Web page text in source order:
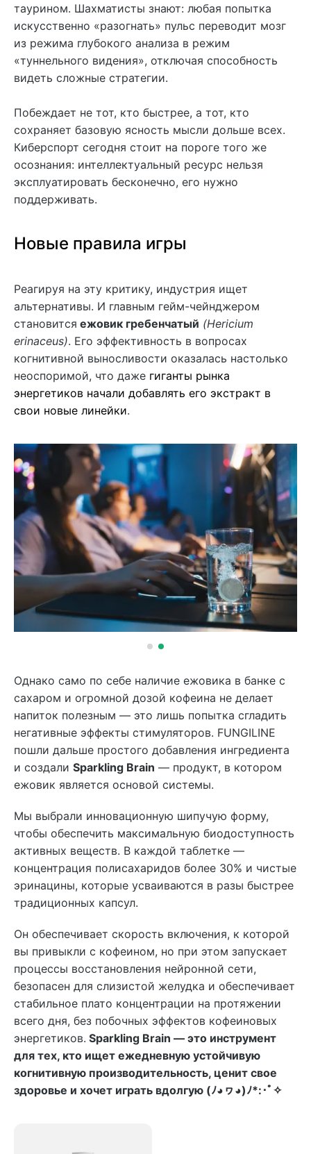
таурином. Шахматисты знают: любая попытка
искусственно «разогнать» пульс переводит мозг
из режима глубокого анализа в режим
«туннельного видения», отключая способность
видеть сложные стратегии.
Побеждает не тот, кто быстрее, а тот, кто
сохраняет базовую ясность мысли дольше всех.
Киберспорт сегодня стоит на пороге того же
осознания: интеллектуальный ресурс нельзя
эксплуатировать бесконечно, его нужно
поддерживать.
Новые правила игры
Реагируя на эту критику, индустрия ищет
альтернативы. И главным гейм-чейнджером
становится ежовик гребенчатый (Hericium
erinaceus). Его эффективность в вопросах
когнитивной выносливости оказалась настолько
неоспоримой, что даже гиганты рынка
энергетиков начали добавлять его экстракт в
свои новые линейки.
Однако само по себе наличие ежовика в банке с
сахаром и огромной дозой кофеина не делает
напиток полезным — это лишь попытка сгладить
негативные эффекты стимуляторов. FUNGILINE
пошли дальше простого добавления ингредиента
и создали Sparkling Brain — продукт, в котором
ежовик является основой системы.
Мы выбрали инновационную шипучую форму,
чтобы обеспечить максимальную биодоступность
активных веществ. В каждой таблетке —
концентрация полисахаридов более 30% и чистые
эринацины, которые усваиваются в разы быстрее
традиционных капсул.
Он обеспечивает скорость включения, к которой
вы привыкли с кофеином, но при этом запускает
процессы восстановления нейронной сети,
безопасен для слизистой желудка и обеспечивает
стабильное плато концентрации на протяжении
всего дня, без побочных эффектов кофеиновых
энергетиков. Sparkling Brain — это инструмент
для тех, кто ищет ежедневную устойчивую
когнитивную производительность, ценит свое
здоровье и хочет играть вдолгую (ﾉ◕ヮ◕)ﾉ*:･ﾟ✧